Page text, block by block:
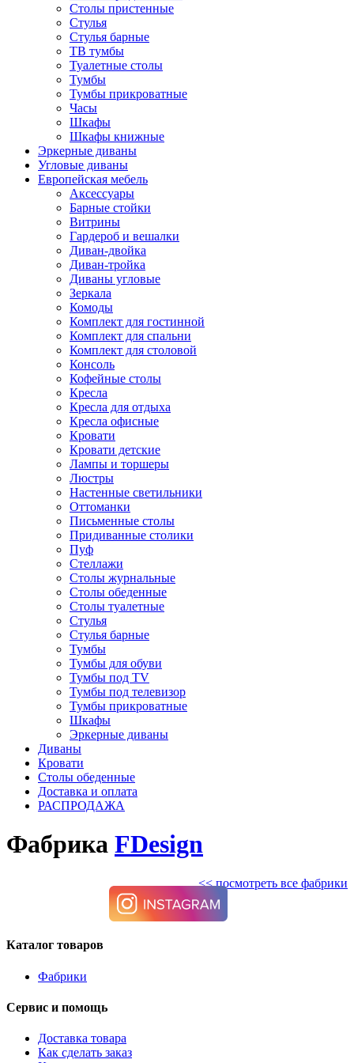
Столы пристенные
Стулья
Стулья барные
ТВ тумбы
Туалетные столы
Тумбы
Тумбы прикроватные
Часы
Шкафы
Шкафы книжные
Эркерные диваны
Угловые диваны
Европейская мебель
Аксессуары
Барные стойки
Витрины
Гардероб и вешалки
Диван-двойка
Диван-тройка
Диваны угловые
Зеркала
Комоды
Комплект для гостинной
Комплект для спальни
Комплект для столовой
Консоль
Кофейные столы
Кресла
Кресла для отдыха
Кресла офисные
Кровати
Кровати детские
Лампы и торшеры
Люстры
Настенные светильники
Оттоманки
Письменные столы
Придиванные столики
Пуф
Стеллажи
Столы журнальные
Столы обеденные
Столы туалетные
Стулья
Стулья барные
Тумбы
Тумбы для обуви
Тумбы под TV
Тумбы под телевизор
Тумбы прикроватные
Шкафы
Эркерные диваны
Диваны
Кровати
Столы обеденные
Доставка и оплата
РАСПРОДАЖА
Фабрика FDesign
<< посмотреть все фабрики
Каталог товаров
Фабрики
Сервис и помощь
Доставка товара
Как сделать заказ